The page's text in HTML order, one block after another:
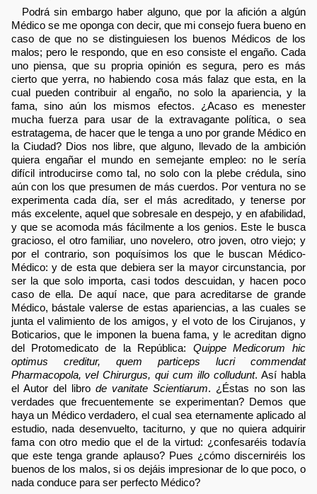
Podrá sin embargo haber alguno, que por la afición a algún
Médico se me oponga con decir, que mi consejo fuera bueno en
caso de que no se distinguiesen los buenos Médicos de los
malos; pero le respondo, que en eso consiste el engaño. Cada
uno piensa, que su propria opinión es segura, pero es más
cierto que yerra, no habiendo cosa más falaz que esta, en la
cual pueden contribuir al engaño, no solo la apariencia, y la
fama, sino aún los mismos efectos. ¿Acaso es menester
mucha fuerza para usar de la extravagante política, o sea
estratagema, de hacer que le tenga a uno por grande Médico en
la Ciudad? Dios nos libre, que alguno, llevado de la ambición
quiera engañar el mundo en semejante empleo: no le sería
difícil introducirse como tal, no solo con la plebe crédula, sino
aún con los que presumen de más cuerdos. Por ventura no se
experimenta cada día, ser el más acreditado, y tenerse por
más excelente, aquel que sobresale en despejo, y en afabilidad,
y que se acomoda más fácilmente a los genios. Este le busca
gracioso, el otro familiar, uno novelero, otro joven, otro viejo; y
por el contrario, son poquísimos los que le buscan Médico-
Médico: y de esta que debiera ser la mayor circunstancia, por
ser la que solo importa, casi todos descuidan, y hacen poco
caso de ella. De aquí nace, que para acreditarse de grande
Médico, bástale valerse de estas apariencias, a las cuales se
junta el valimiento de los amigos, y el voto de los Cirujanos, y
Boticarios, que le imponen la buena fama, y le acreditan digno
del Protomedicato de la República: Quippe Medicorum hic
optimus creditur, quem particeps lucri commendat
Pharmacopola, vel Chirurgus, qui cum illo colludunt. Así habla
el Autor del libro de vanitate Scientiarum. ¿Éstas no son las
verdades que frecuentemente se experimentan? Demos que
haya un Médico verdadero, el cual sea eternamente aplicado al
estudio, nada desenvuelto, taciturno, y que no quiera adquirir
fama con otro medio que el de la virtud: ¿confesaréis todavía
que este tenga grande aplauso? Pues ¿cómo discerniréis los
buenos de los malos, si os dejáis impresionar de lo que poco, o
nada conduce para ser perfecto Médico?